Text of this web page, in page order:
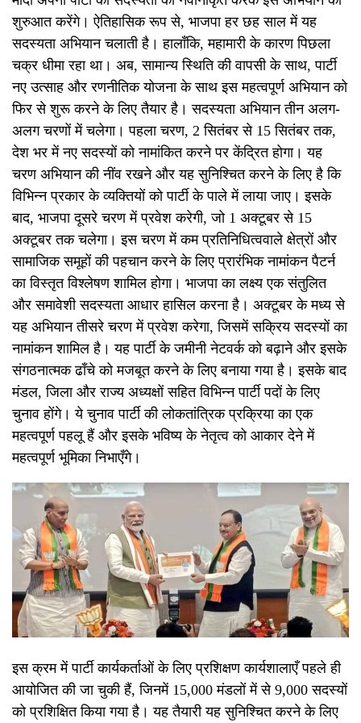
शुरुआत करेंगे। ऐतिहासिक रूप से, भाजपा हर छह साल में यह
सदस्यता अभियान चलाती है। हालाँकि, महामारी के कारण पिछला
चक्र धीमा रहा था। अब, सामान्य स्थिति की वापसी के साथ, पार्टी
नए उत्साह और रणनीतिक योजना के साथ इस महत्वपूर्ण अभियान को
फिर से शुरू करने के लिए तैयार है। सदस्यता अभियान तीन अलग-
अलग चरणों में चलेगा। पहला चरण, 2 सितंबर से 15 सितंबर तक,
देश भर में नए सदस्यों को नामांकित करने पर केंद्रित होगा। यह
चरण अभियान की नींव रखने और यह सुनिश्चित करने के लिए है कि
विभिन्न प्रकार के व्यक्तियों को पार्टी के पाले में लाया जाए। इसके
बाद, भाजपा दूसरे चरण में प्रवेश करेगी, जो 1 अक्टूबर से 15
अक्टूबर तक चलेगा। इस चरण में कम प्रतिनिधित्ववाले क्षेत्रों और
सामाजिक समूहों की पहचान करने के लिए प्रारंभिक नामांकन पैटर्न
का विस्तृत विश्लेषण शामिल होगा। भाजपा का लक्ष्य एक संतुलित
और समावेशी सदस्यता आधार हासिल करना है। अक्टूबर के मध्य से
यह अभियान तीसरे चरण में प्रवेश करेगा, जिसमें सक्रिय सदस्यों का
नामांकन शामिल है। यह पार्टी के जमीनी नेटवर्क को बढ़ाने और इसके
संगठनात्मक ढाँचे को मजबूत करने के लिए बनाया गया है। इसके बाद
मंडल, जिला और राज्य अध्यक्षों सहित विभिन्न पार्टी पदों के लिए
चुनाव होंगे। ये चुनाव पार्टी की लोकतांत्रिक प्रक्रिया का एक
महत्वपूर्ण पहलू हैं और इसके भविष्य के नेतृत्व को आकार देने में
महत्वपूर्ण भूमिका निभाएँगे।
इस क्रम में पार्टी कार्यकर्ताओं के लिए प्रशिक्षण कार्यशालाएँ पहले ही
आयोजित की जा चुकी हैं, जिनमें 15,000 मंडलों में से 9,000 सदस्यों
को प्रशिक्षित किया गया है। यह तैयारी यह सुनिश्चित करने के लिए